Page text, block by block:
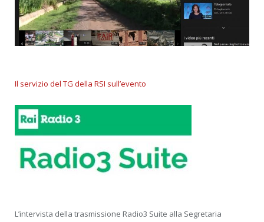
Il servizio del TG della RSI sull’evento
L’intervista della trasmissione Radio3 Suite alla Segretaria